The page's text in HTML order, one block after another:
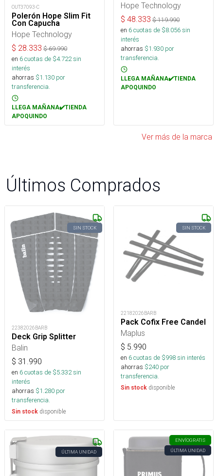
OUT37093-C
Polerón Hope Slim Fit
Con Capucha
Hope Technology
$ 28.333 $69.990
en 6cuotas de $4.722sin
interés
ahorras $1.130 por
transferencia.
LLEGA MAÑANA✔️TIENDA
APOQUINDO
Hope Technology
$ 48.333 $119.990
en 6cuotas de $8.056sin
interés
ahorras $1.930 por
transferencia.
LLEGA MAÑANA✔️TIENDA
APOQUINDO
Ver más de la marca
Últimos Comprados
SIN STOCK
22382026BARB
Deck Grip Splitter
Balin
$ 31.990
en 6cuotas de $5.332sin
interés
ahorras $1.280 por
transferencia.
Sin stock disponible
SIN STOCK
22182026BARB
Pack Cofix Free Candel
Maplus
$ 5.990
en 6cuotas de $998sin interés
ahorras $240 por
transferencia.
Sin stock disponible
ÚLTIMA UNIDAD
ENVÍOGRATIS
ÚLTIMA UNIDAD